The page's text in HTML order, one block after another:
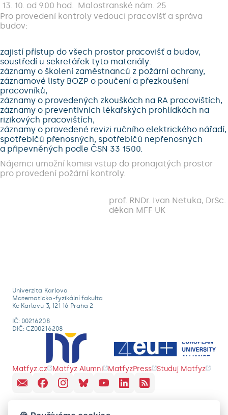
13. 10. od 9.00 hod. Malostranské nám. 25
Pro provedení kontroly vedoucí pracovišť a správa
budov:
zajistí přístup do všech prostor pracovišť a budov,
soustředí u sekretářek tyto materiály:
záznamy o školení zaměstnanců z požární ochrany,
záznamové listy BOZP o poučení a přezkoušení
pracovníků,
záznamy o provedených zkouškách na RA pracovištích,
záznamy o preventivních lékařských prohlídkách na
rizikových pracovištích,
záznamy o provedené revizi ručního elektrického nářadí,
spotřebičů přenosných, spotřebičů nepřenosných
a připevněných podle ČSN 33 1500.
Nájemci umožní komisi vstup do pronajatých prostor
pro provedení požární kontroly.
prof. RNDr. Ivan Netuka, DrSc.
děkan MFF UK
Univerzita Karlova
Matematicko-fyzikální fakulta
Ke Karlovu 3, 121 16 Praha 2
IČ: 00216208
DIČ: CZ00216208
Matfyz.cz Matfyz Alumni MatfyzPress Studuj Matfyz